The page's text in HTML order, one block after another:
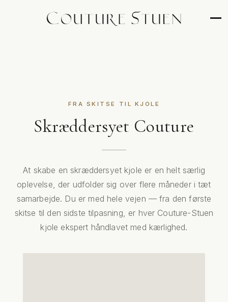
FRA SKITSE TIL KJOLE
Skræddersyet Couture
At skabe en skræddersyet kjole er en helt særlig
oplevelse, der udfolder sig over flere måneder i tæt
samarbejde. Du er med hele vejen — fra den første
skitse til den sidste tilpasning, er hver Couture-Stuen
kjole ekspert håndlavet med kærlighed.